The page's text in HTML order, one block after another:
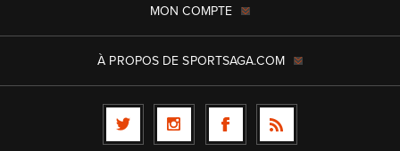
MON COMPTE
À PROPOS DE SPORTSAGA.COM